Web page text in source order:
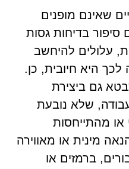
שאינם מופנים
בדיחות גסות
עלולים להיחשב
היא חיובית, כן.
גם ביצירת
שלא נובעת
או מהתייחסות
מינית או מאווירה
ברמזים או